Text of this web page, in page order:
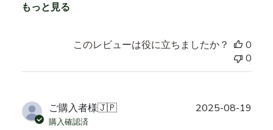
もっと見る
このレビューは役に立ちましたか？
0
0
ご購入者様🇯🇵
購入確認済
2025-08-19